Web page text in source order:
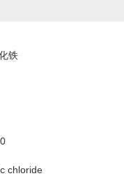
铁
chloride